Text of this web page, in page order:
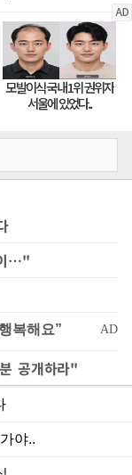
…"
공개하라"